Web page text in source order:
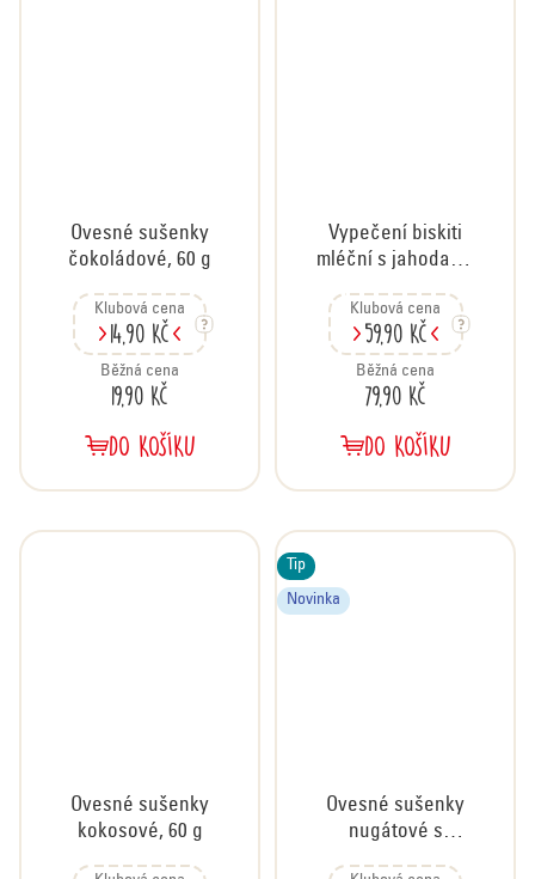
Ovesné sušenky
čokoládové, 60 g
Klubová cena
14,90 Kč
Běžná cena
19,90 Kč
DO KOŠÍKU
Vypečení biskiti
mléční s jahodami,
Klubová cena
59,90 Kč
Běžná cena
79,90 Kč
DO KOŠÍKU
Ovesné sušenky
kokosové, 60 g
Novinka
Tip
Ovesné sušenky
nugátové s